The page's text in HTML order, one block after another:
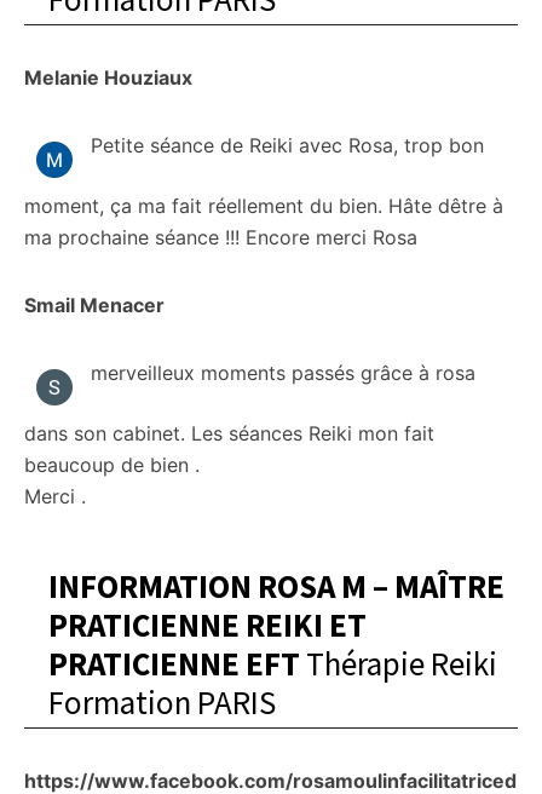
Melanie Houziaux
Petite séance de Reiki avec Rosa, trop bon
moment, ça ma fait réellement du bien. Hâte dêtre à
ma prochaine séance !!! Encore merci Rosa
Smail Menacer
merveilleux moments passés grâce à rosa
dans son cabinet. Les séances Reiki mon fait
beaucoup de bien .
Merci .
INFORMATION ROSA M – MAÎTRE
PRATICIENNE REIKI ET
PRATICIENNE EFT Thérapie Reiki
Formation PARIS
https://www.facebook.com/rosamoulinfacilitatriced